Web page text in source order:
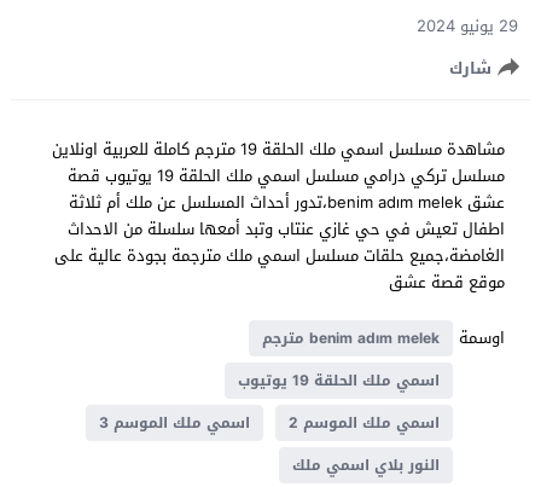
29 يونيو 2024
شارك
مشاهدة مسلسل اسمي ملك الحلقة 19 مترجم كاملة للعربية اونلاين
مسلسل تركي درامي مسلسل اسمي ملك الحلقة 19 يوتيوب قصة
عشق benim adım melek،تدور أحداث المسلسل عن ملك أم ثلاثة
اطفال تعيش في حي غازي عنتاب وتبد أمعها سلسلة من الاحداث
الغامضة،جميع حلقات مسلسل اسمي ملك مترجمة بجودة عالية على
موقع قصة عشق
اوسمة
benim adım melek مترجم
اسمي ملك الحلقة 19 يوتيوب
اسمي ملك الموسم 2
اسمي ملك الموسم 3
النور بلاي اسمي ملك